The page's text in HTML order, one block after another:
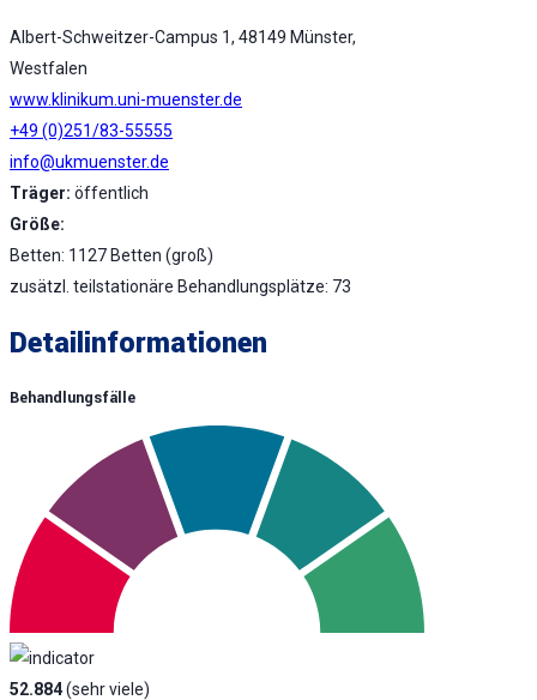
Albert-Schweitzer-Campus 1, 48149 Münster,
Westfalen
www.klinikum.uni-muenster.de
+49 (0)251/83-55555
info@ukmuenster.de
Träger: öffentlich
Größe:
Betten: 1127 Betten (groß)
zusätzl. teilstationäre Behandlungsplätze: 73
Detailinformationen
Behandlungsfälle
52.884(sehr viele)